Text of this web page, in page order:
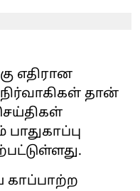
எதிரான
தான்
காப்பாற்ற